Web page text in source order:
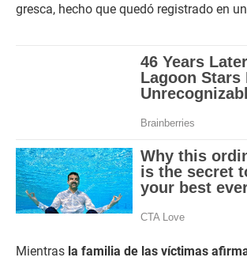
gresca, hecho que quedó registrado en
Mientras la familia de las víctimas